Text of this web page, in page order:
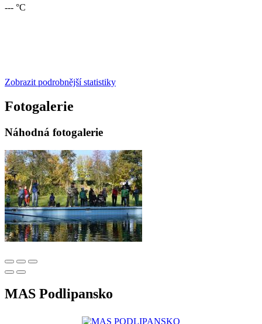
--- °C
Zobrazit podrobnější statistiky
Fotogalerie
Náhodná fotogalerie
MAS Podlipansko